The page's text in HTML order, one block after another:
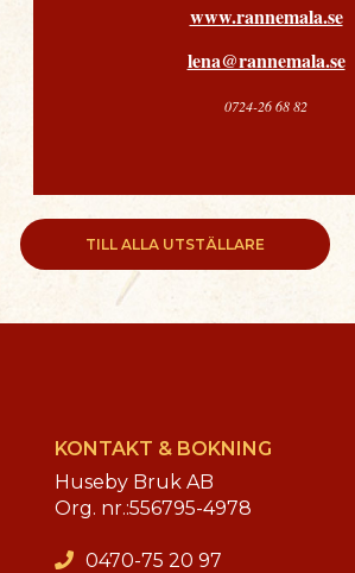
www.rannemala.se
lena@rannemala.se
0724-26 68 82
TILL ALLA UTSTÄLLARE
KONTAKT & BOKNING
Huseby Bruk AB
Org. nr.:556795-4978
0470-75 20 97